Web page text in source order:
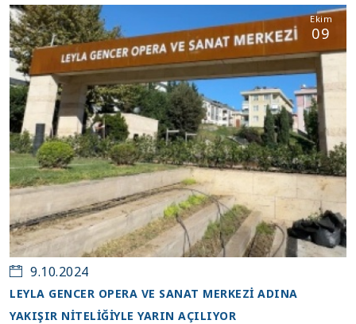
Ekim
09
9.10.2024
LEYLA GENCER OPERA VE SANAT MERKEZİ ADINA
YAKIŞIR NİTELİĞİYLE YARIN AÇILIYOR